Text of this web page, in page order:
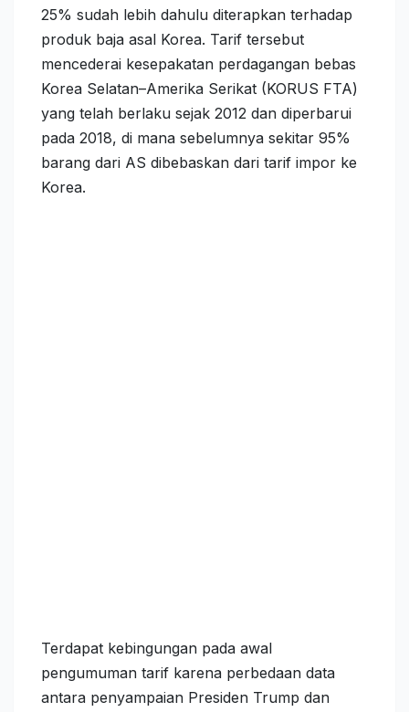
25% sudah lebih dahulu diterapkan terhadap
produk baja asal Korea. Tarif tersebut
mencederai kesepakatan perdagangan bebas
Korea Selatan–Amerika Serikat (KORUS FTA)
yang telah berlaku sejak 2012 dan diperbarui
pada 2018, di mana sebelumnya sekitar 95%
barang dari AS dibebaskan dari tarif impor ke
Korea.
Terdapat kebingungan pada awal
pengumuman tarif karena perbedaan data
antara penyampaian Presiden Trump dan